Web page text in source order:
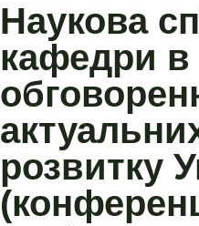
Наукова
кафедри в
розвитку